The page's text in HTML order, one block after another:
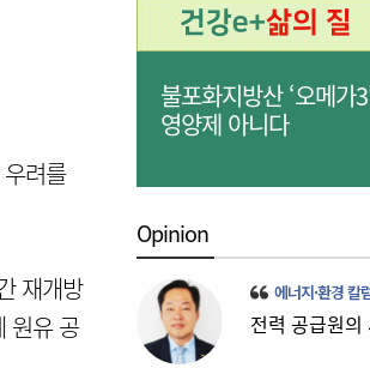
려를
재개방
원유 공
시
불포화지방산 ‘오메가
영양제 아니다
Opinion
에너지·환경 칼
전력 공급원의